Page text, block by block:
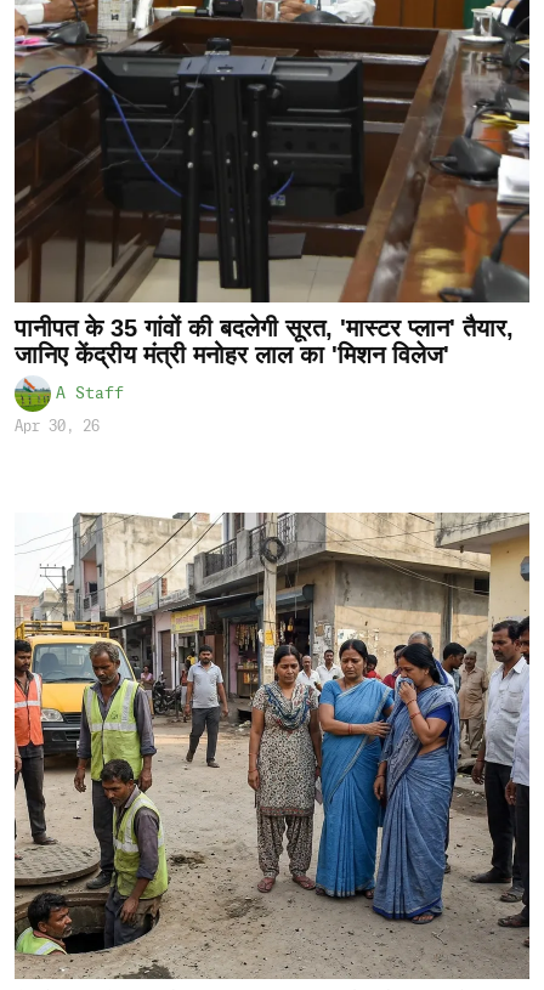
पानीपत के 35 गांवों की बदलेगी सूरत, 'मास्टर प्लान' तैयार,
जानिए केंद्रीय मंत्री मनोहर लाल का 'मिशन विलेज'
A Staff
Apr 30, 26